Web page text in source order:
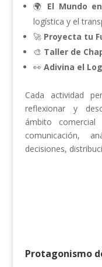
🌍 El Mundo
logística y el
🚀 Proyecta tu
🎨 Taller de
👀 Adivina el
Cada actividad
reflexionar y
ámbito
comunicación,
decisiones,
Protagonismo